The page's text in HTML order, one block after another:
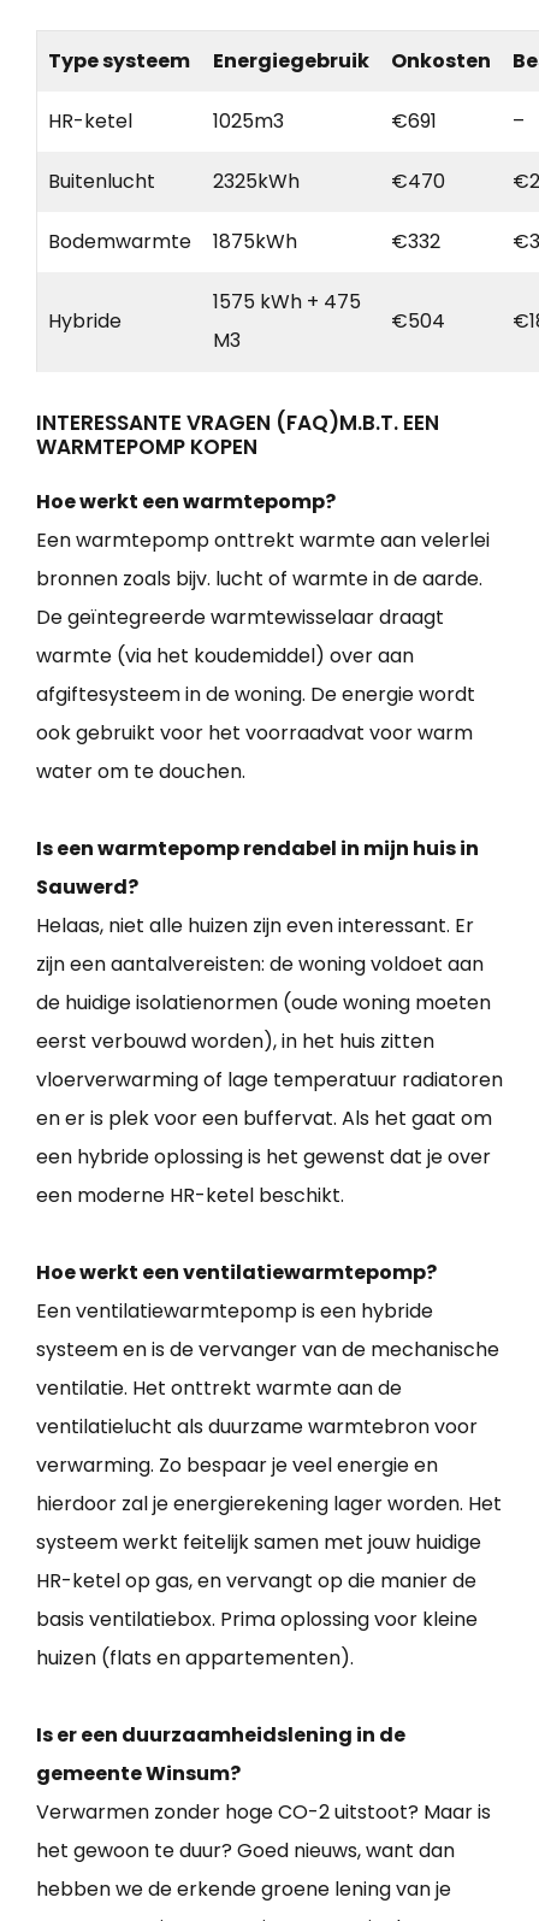
Type systeem Energiegebruik Onkosten
HR-ketel 1025m3 €691 –
Buitenlucht 2325kWh €470
Bodemwarmte 1875kWh €332
Hybride
1575 kWh + 475
M3
€504
INTERESSANTE VRAGEN (FAQ)M.B.T. EEN
WARMTEPOMP KOPEN
Hoe werkt een warmtepomp?
Een warmtepomp onttrekt warmte aan velerlei
bronnen zoals bijv. lucht of warmte in de aarde.
De geïntegreerde warmtewisselaar draagt
warmte (via het koudemiddel) over aan
afgiftesysteem in de woning. De energie wordt
ook gebruikt voor het voorraadvat voor warm
water om te douchen.
Is een warmtepomp rendabel in mijn huis in
Sauwerd?
Helaas, niet alle huizen zijn even interessant. Er
zijn een aantalvereisten: de woning voldoet aan
de huidige isolatienormen (oude woning moeten
eerst verbouwd worden), in het huis zitten
vloerverwarming of lage temperatuur radiatoren
en er is plek voor een buffervat. Als het gaat om
een hybride oplossing is het gewenst dat je over
een moderne HR-ketel beschikt.
Hoe werkt een ventilatiewarmtepomp?
Een ventilatiewarmtepomp is een hybride
systeem en is de vervanger van de mechanische
ventilatie. Het onttrekt warmte aan de
ventilatielucht als duurzame warmtebron voor
verwarming. Zo bespaar je veel energie en
hierdoor zal je energierekening lager worden. Het
systeem werkt feitelijk samen met jouw huidige
HR-ketel op gas, en vervangt op die manier de
basis ventilatiebox. Prima oplossing voor kleine
huizen (flats en appartementen).
Is er een duurzaamheidslening in de
gemeente Winsum?
Verwarmen zonder hoge CO-2 uitstoot? Maar is
het gewoon te duur? Goed nieuws, want dan
hebben we de erkende groene lening van je